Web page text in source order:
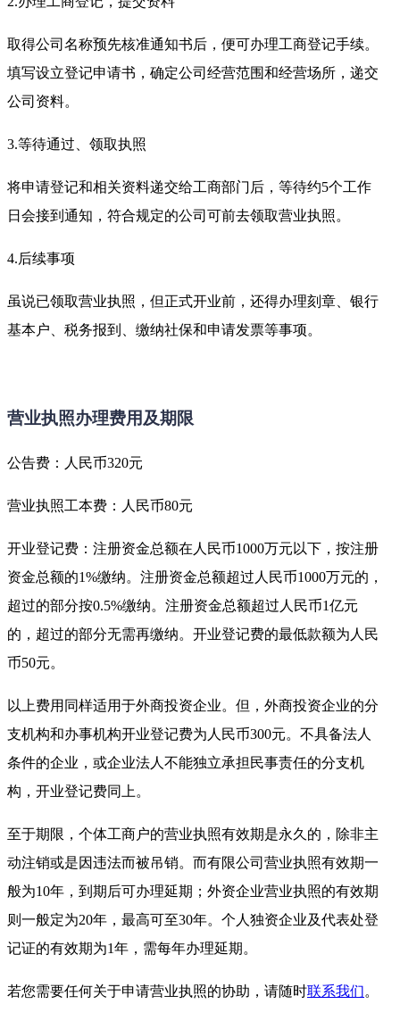
取得公司名称预先核准通知书后，便可办理工商登记手续。
填写设立登记申请书，确定公司经营范围和经营场所，递交
公司资料。
3.等待通过、领取执照
将申请登记和相关资料递交给工商部门后，等待约5个工作
日会接到通知，符合规定的公司可前去领取营业执照。
4.后续事项
虽说已领取营业执照，但正式开业前，还得办理刻章、银行
基本户、税务报到、缴纳社保和申请发票等事项。
营业执照办理费用及期限
公告费：人民币320元
营业执照工本费：人民币80元
开业登记费：注册资金总额在人民币1000万元以下，按注册
资金总额的1%缴纳。注册资金总额超过人民币1000万元的，
超过的部分按0.5%缴纳。注册资金总额超过人民币1亿元
的，超过的部分无需再缴纳。开业登记费的最低款额为人民
币50元。
以上费用同样适用于外商投资企业。但，外商投资企业的分
支机构和办事机构开业登记费为人民币300元。不具备法人
条件的企业，或企业法人不能独立承担民事责任的分支机
构，开业登记费同上。
至于期限，个体工商户的营业执照有效期是永久的，除非主
动注销或是因违法而被吊销。而有限公司营业执照有效期一
般为10年，到期后可办理延期；外资企业营业执照的有效期
则一般定为20年，最高可至30年。个人独资企业及代表处登
记证的有效期为1年，需每年办理延期。
若您需要任何关于申请营业执照的协助，请随时联系我们。